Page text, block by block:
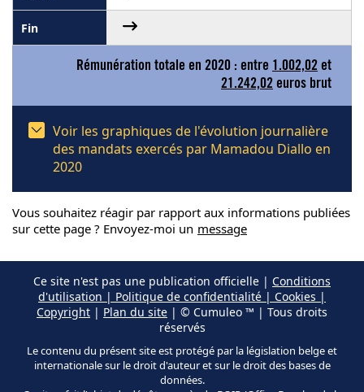
Rémunération totale en 2020 : entre 1.002,02 et
21.242,02 euros brut
Voir les graphiques de l'évolution journalière
des mandats exercés par Mamadou Diallo en
2020
Vous souhaitez réagir par rapport aux informations publiées
sur cette page ? Envoyez-moi un message
Ce site n'est pas une publication officielle | Conditions
d'utilisation | Politique de confidentialité | Cookies |
Copyright | Plan du site | © Cumuleo ™ | Tous droits
réservés
Le contenu du présent site est protégé par la législation belge et
internationale sur le droit d'auteur et sur le droit des bases de
données.